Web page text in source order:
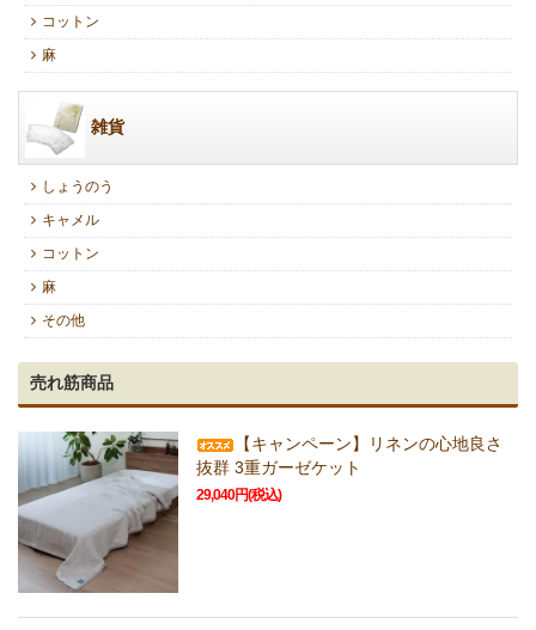
コットン
麻
雑貨
しょうのう
キャメル
コットン
麻
その他
売れ筋商品
【キャンペーン】リネンの心地良さ
抜群 3重ガーゼケット
29,040円(税込)